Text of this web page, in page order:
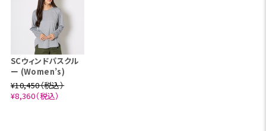
SCウィンドパスクル
ー (Women’s)
¥10,450（税込）
¥8,360（税込）